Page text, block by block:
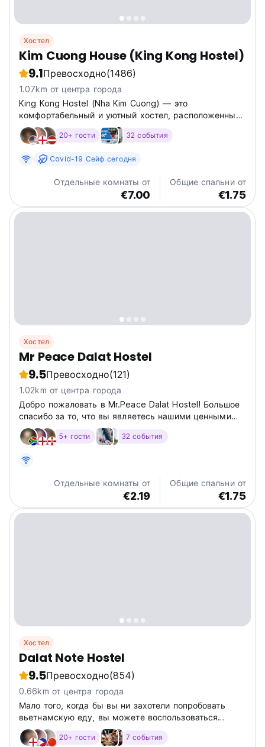
Хостел
Kim Cuong House (King Kong Hostel)
9.1Превосходно(1486)
1.07km от центра города
King Kong Hostel (Nha Kim Cuong) — это
комфортабельный и уютный хостел, расположенный
в центре Далата. На крыше есть терраса с
прекрасным видом на город.
20+ гости 32 события
Covid-19 Сейф сегодня
Отдельные комнаты от
€7.00
Общие спальни от
€1.75
Хостел
Mr Peace Dalat Hostel
9.5Превосходно(121)
1.02km от центра города
Добро пожаловать в Mr.Peace Dalat Hostel! Большое
спасибо за то, что вы являетесь нашими ценными
клиентами и частью нашей (Auto-translated from
original language)
5+ гости 32 события
Отдельные комнаты от
€2.19
Общие спальни от
€1.75
Хостел
Dalat Note Hostel
9.5Превосходно(854)
0.66km от центра города
Мало того, когда бы вы ни захотели попробовать
вьетнамскую еду, вы можете воспользоваться
просторной кухней, чтобы приготовить все, что вам
нужно, как дома.
20+ гости 7 события